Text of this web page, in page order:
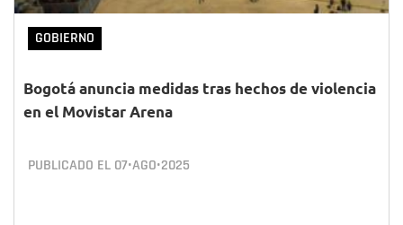
GOBIERNO
Bogotá anuncia medidas tras hechos de violencia
en el Movistar Arena
PUBLICADO EL 07•AGO•2025